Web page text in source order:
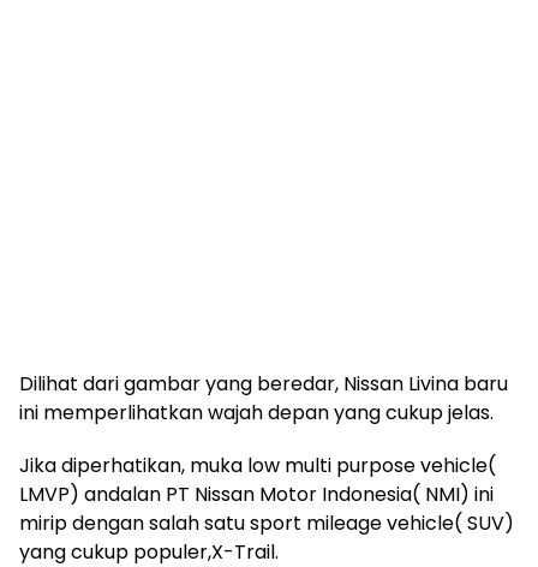
Dilihat dari gambar yang beredar, Nissan Livina baru
ini memperlihatkan wajah depan yang cukup jelas.
Jika diperhatikan, muka low multi purpose vehicle(
LMVP) andalan PT Nissan Motor Indonesia( NMI) ini
mirip dengan salah satu sport mileage vehicle( SUV)
yang cukup populer,X-Trail.